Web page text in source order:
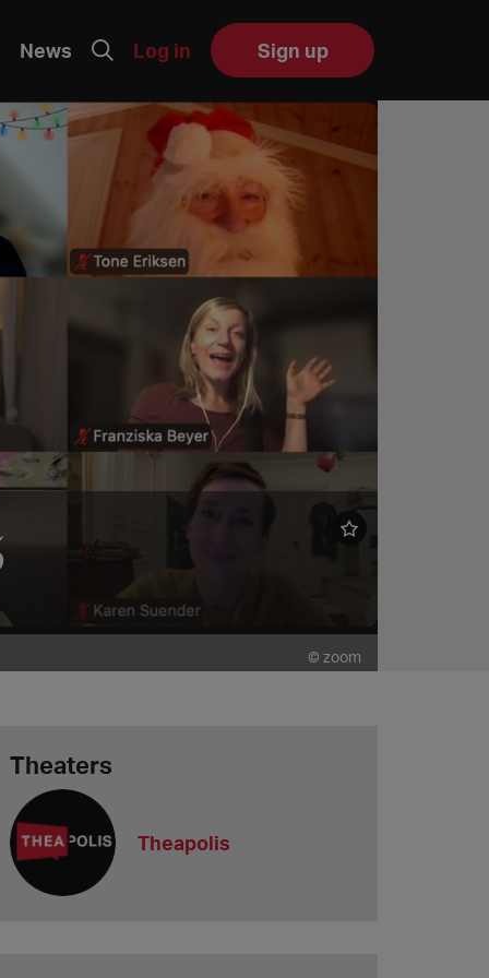
News Log in Sign up
© zoom
Theaters
Theapolis